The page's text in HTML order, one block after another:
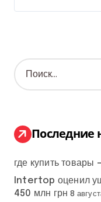
Н
а
:
Последние
где купить
Intertop оценил
450 млн грн 8